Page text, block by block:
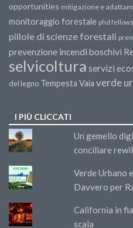
opportunities mitigazione e
monitoraggio forestale phd
pillole di scienze forestali
prevenzione incendi boschivi
selvicoltura servizi
del legno Tempesta Vaia verde
I PIÙ CLICCATI
Un gemello
conciliare
Verde Urbano
Davvero per
California in
scala